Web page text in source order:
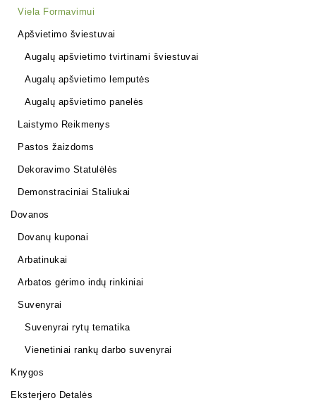
Viela Formavimui
Apšvietimo šviestuvai
Augalų apšvietimo tvirtinami šviestuvai
Augalų apšvietimo lemputės
Augalų apšvietimo panelės
Laistymo Reikmenys
Pastos žaizdoms
Dekoravimo Statulėlės
Demonstraciniai Staliukai
Dovanos
Dovanų kuponai
Arbatinukai
Arbatos gėrimo indų rinkiniai
Suvenyrai
Suvenyrai rytų tematika
Vienetiniai rankų darbo suvenyrai
Knygos
Eksterjero Detalės